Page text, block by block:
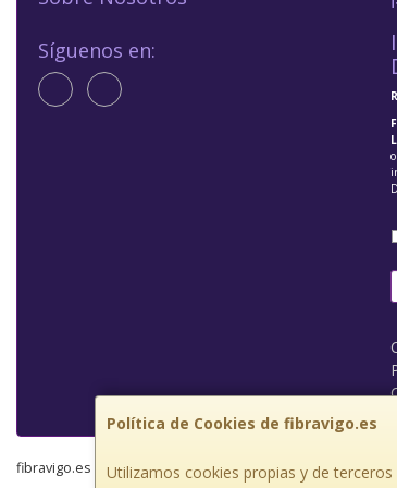
Política de Cookies de fibravigo.es
Utilizamos cookies propias y de
Síguenos en:
fibravigo.es © 2026